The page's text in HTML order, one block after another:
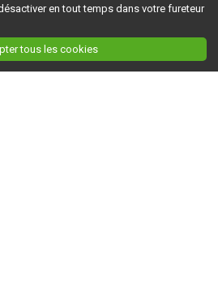
en tout temps dans votre fureteur
tous les cookies